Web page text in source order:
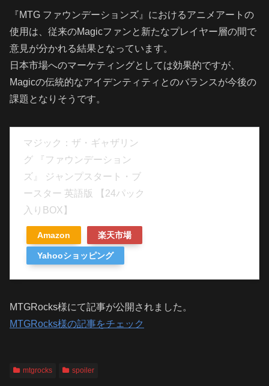
『MTG ファウンデーションズ』におけるアニメアートの
使用は、従来のMagicファンと新たなプレイヤー層の間で
意見が分かれる結果となっています。
日本市場へのマーケティングとしては効果的ですが、
Magicの伝統的なアイデンティティとのバランスが今後の
課題となりそうです。
マジック：ザ・ギャザリン
グ 『ファウンデーション
ズ』 ジャンプスタート・ブ
ースター 英語版 【24パック
入りBOX】
Amazon 楽天市場
Yahooショッピング
MTGRocks様にて記事が公開されました。
MTGRocks様の記事をチェック
mtgrocks spoiler